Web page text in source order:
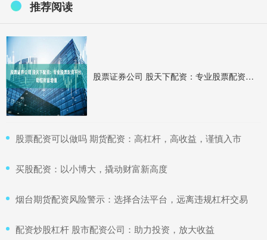
推荐阅读
股票证券公司 股天下配资：专业股票配资平台，助您财富增值
​股票配资可以做吗 期货配资：高杠杆，高收益，谨慎入市
​买股配资：以小博大，撬动财富新高度
​烟台期货配资风险警示：选择合法平台，远离违规杠杆交易
​配资炒股杠杆 股市配资公司：助力投资，放大收益